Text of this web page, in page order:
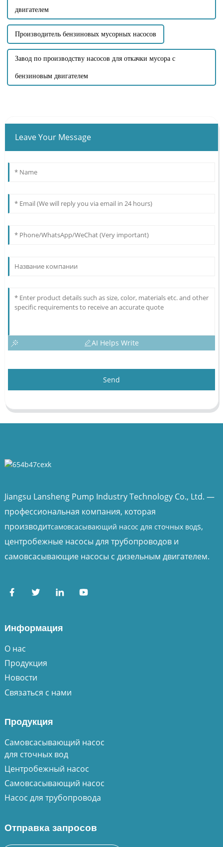
двигателем
Производитель бензиновых мусорных насосов
Завод по производству насосов для откачки мусора с
бензиновым двигателем
Leave Your Message
AI Helps Write
Send
Jiangsu Lansheng Pump Industry Technology Co., Ltd. —
профессиональная компания, которая
производитсамовсасывающий насос для сточных водs,
центробежные насосы для трубопроводов и
самовсасывающие насосы с дизельным двигателем.
Информация
О нас
Продукция
Новости
Связаться с нами
Продукция
Самовсасывающий насос
для сточных вод
Центробежный насос
Самовсасывающий насос
Насос для трубопровода
Отправка запросов